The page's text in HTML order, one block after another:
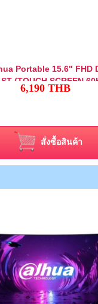
Portable 15.6" FHD
(TOUCH SCREEN
6,190 THB
สั่งซื้อสินค้า